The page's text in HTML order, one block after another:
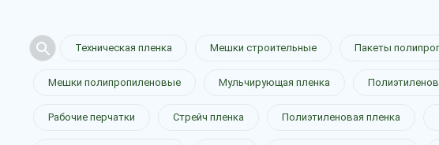
Техническая пленка Мешки строительные Пакеты
Мешки полипропиленовые Мульчирующая пленка
Рабочие перчатки Стрейч пленка Полиэтиленовая пленка